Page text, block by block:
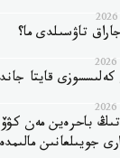
تاۋسىلدى ما؟
قايتا
باحرەين مەن
جويىلعانىن